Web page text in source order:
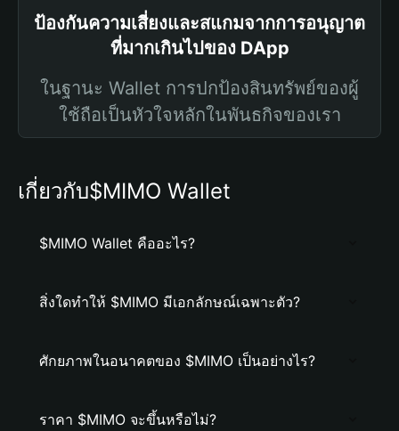
ป้องกันความเสี่ยงและสแกมจากการอนุญาต
ที่มากเกินไปของ DApp
ในฐานะ Wallet การปกป้องสินทรัพย์ของผู้
ใช้ถือเป็นหัวใจหลักในพันธกิจของเรา
เกี่ยวกับ$MIMO Wallet
$MIMO Wallet คืออะไร?
สิ่งใดทำให้ $MIMO มีเอกลักษณ์เฉพาะตัว?
ศักยภาพในอนาคตของ $MIMO เป็นอย่างไร?
ราคา $MIMO จะขึ้นหรือไม่?